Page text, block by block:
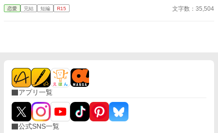
恋愛 完結 短編 R15 文字数：35,504
アプリ一覧
公式SNS一覧